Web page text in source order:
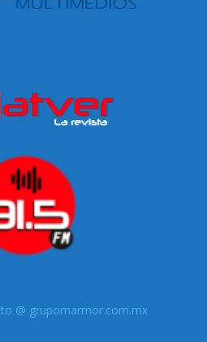
@ grupomarmor.com.mx